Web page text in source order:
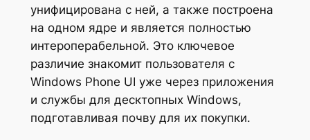
унифицирована с ней, а также построена
на одном ядре и является полностью
интероперабельной. Это ключевое
различие знакомит пользователя с
Windows Phone UI уже через приложения
и службы для десктопных Windows,
подготавливая почву для их покупки.